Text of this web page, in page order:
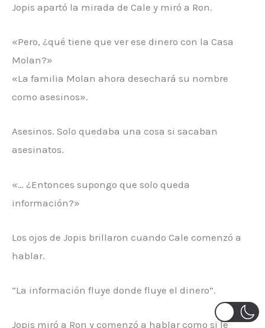
Jopis apartó la mirada de Cale y miró a Ron.
«Pero, ¿qué tiene que ver ese dinero con la Casa
Molan?»
«La familia Molan ahora desechará su nombre
como asesinos».
Asesinos. Solo quedaba una cosa si sacaban
asesinatos.
«… ¿Entonces supongo que solo queda
información?»
Los ojos de Jopis brillaron cuando Cale comenzó a
hablar.
“La información fluye donde fluye el dinero”.
Jopis miró a Ron y comenzó a hablar como si le